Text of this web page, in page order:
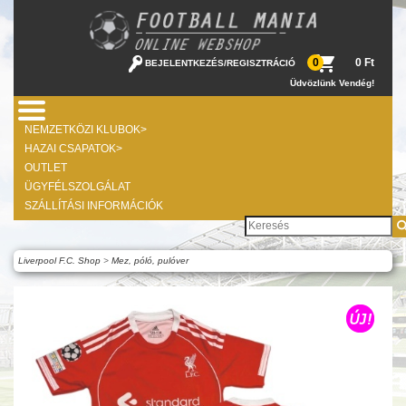
BEJELENTKEZÉS/REGISZTRÁCIÓ 0 0 Ft
Üdvözlünk Vendég!
NEMZETKÖZI KLUBOK>
HAZAI CSAPATOK>
OUTLET
ÜGYFÉLSZOLGÁLAT
SZÁLLÍTÁSI INFORMÁCIÓK
Liverpool F.C. Shop > Mez, póló, pulóver